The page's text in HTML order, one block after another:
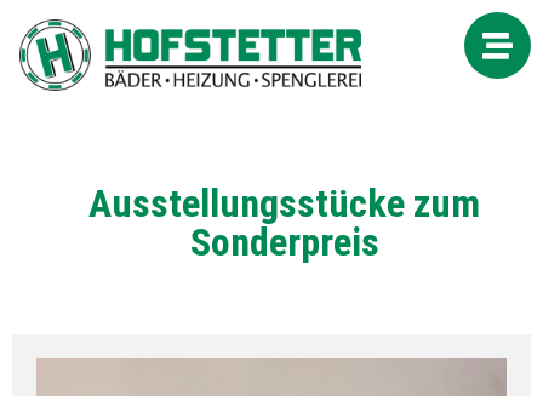
Ausstellungsstücke zum
Sonderpreis